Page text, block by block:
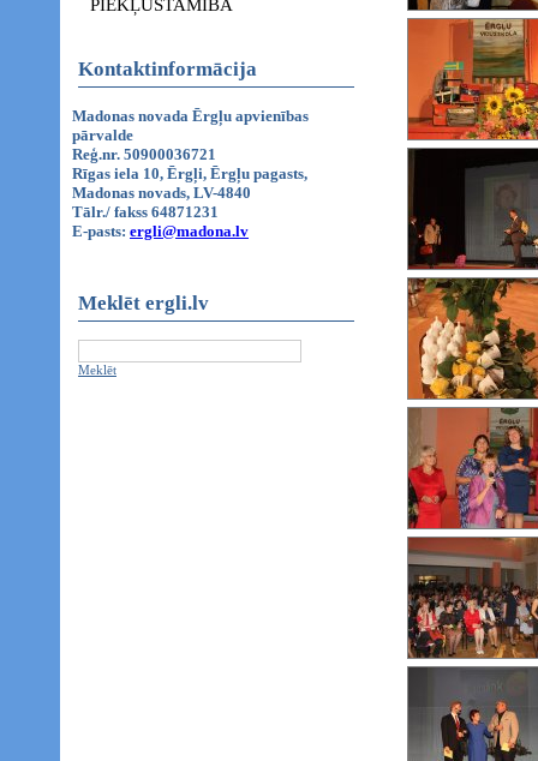
PIEKĻŪSTAMĪBA
Kontaktinformācija
Madonas novada Ērgļu apvienības
pārvalde
Reģ.nr. 50900036721
Rīgas iela 10, Ērgļi, Ērgļu pagasts,
Madonas novads, LV-4840
Tālr./ fakss 64871231
E-pasts: ergli@madona.lv
Meklēt ergli.lv
Meklēt